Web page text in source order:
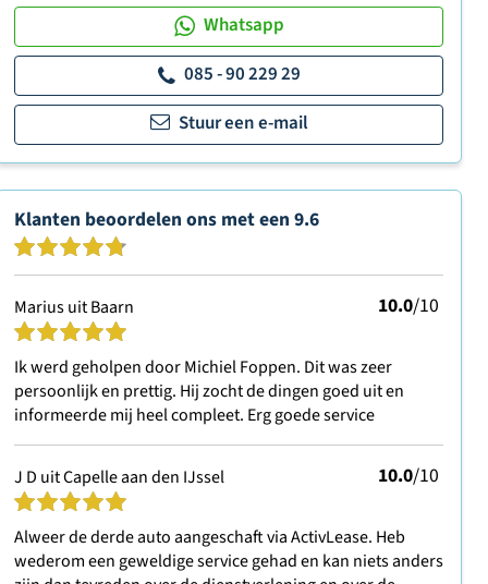
Whatsapp
085 - 90 229 29
Stuur een e-mail
Klanten beoordelen ons met een 9.6
Marius uit Baarn 10.0/10
Ik werd geholpen door Michiel Foppen. Dit was zeer
persoonlijk en prettig. Hij zocht de dingen goed uit en
informeerde mij heel compleet. Erg goede service
J D uit Capelle aan den IJssel 10.0/10
Alweer de derde auto aangeschaft via ActivLease. Heb
wederom een geweldige service gehad en kan niets anders